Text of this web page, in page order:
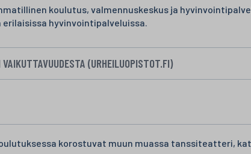
koulutus, valmennuskeskus ja
hyvinvointipalveluissa.
(URHEILUOPISTOT.FI)
korostuvat muun muassa tanssiteatteri,